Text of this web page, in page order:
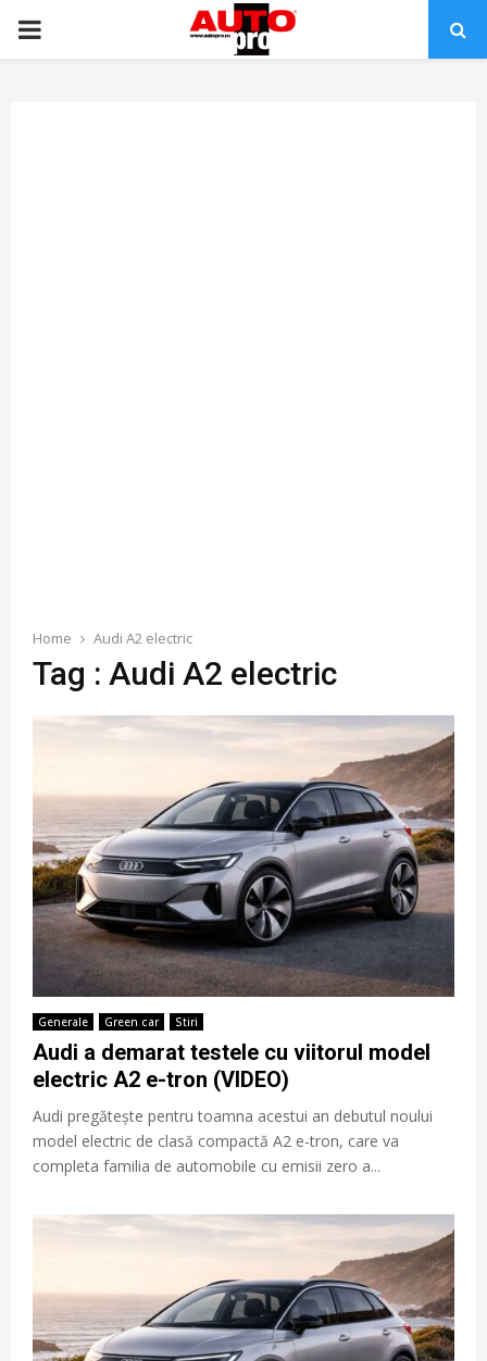
PRIMARY
Home Audi A2 electric
Tag : Audi A2 electric
Generale Green car Stiri
Audi a demarat testele cu viitorul model
electric A2 e-tron (VIDEO)
Audi pregătește pentru toamna acestui an debutul noului
model electric de clasă compactă A2 e-tron, care va
completa familia de automobile cu emisii zero a...